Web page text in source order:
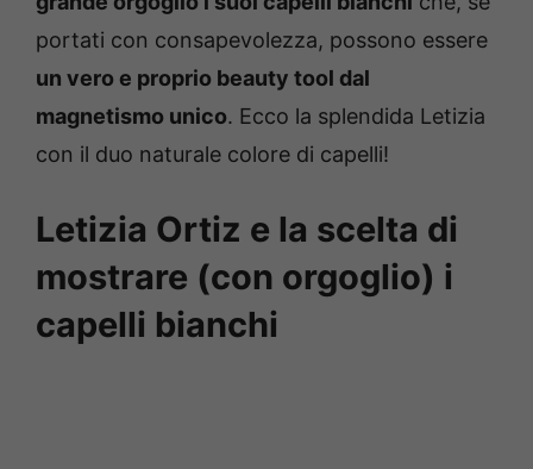
portati con consapevolezza, possono essere
un vero e proprio beauty tool dal
magnetismo unico. Ecco la splendida Letizia
con il duo naturale colore di capelli!
Letizia Ortiz e la scelta di
mostrare (con orgoglio) i
capelli bianchi